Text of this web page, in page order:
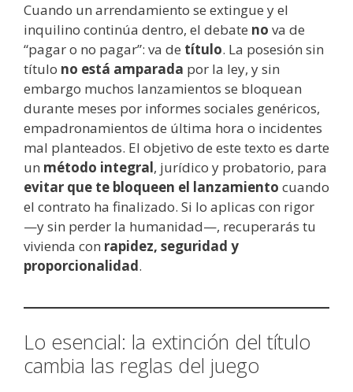
Cuando un arrendamiento se extingue y el
inquilino continúa dentro, el debate no va de
“pagar o no pagar”: va de título. La posesión sin
título no está amparada por la ley, y sin
embargo muchos lanzamientos se bloquean
durante meses por informes sociales genéricos,
empadronamientos de última hora o incidentes
mal planteados. El objetivo de este texto es darte
un método integral, jurídico y probatorio, para
evitar que te bloqueen el lanzamiento cuando
el contrato ha finalizado. Si lo aplicas con rigor
—y sin perder la humanidad—, recuperarás tu
vivienda con rapidez, seguridad y
proporcionalidad.
Lo esencial: la extinción del título
cambia las reglas del juego